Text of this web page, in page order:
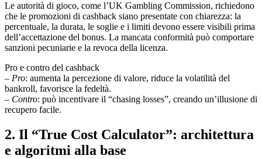
Le autorità di gioco, come l’UK Gambling Commission, richiedono
che le promozioni di cashback siano presentate con chiarezza: la
percentuale, la durata, le soglie e i limiti devono essere visibili prima
dell’accettazione del bonus. La mancata conformità può comportare
sanzioni pecuniarie e la revoca della licenza.
Pro e contro del cashback
– Pro: aumenta la percezione di valore, riduce la volatilità del
bankroll, favorisce la fedeltà.
– Contro: può incentivare il “chasing losses”, creando un’illusione di
recupero facile.
2. Il “True Cost Calculator”: architettura
e algoritmi alla base